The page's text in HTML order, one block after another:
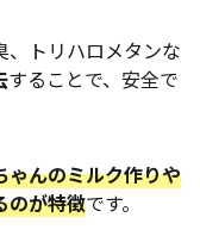
狭く、設置・撤去
い料金体系
トリハロメタンな
することで、安全で
ゃんのミルク作りや
のが特徴です。